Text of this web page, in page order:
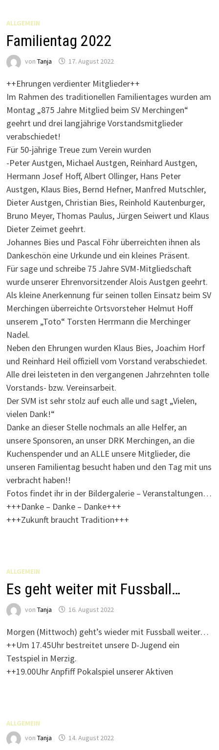
ALLGEMEIN
Familientag 2022
von Tanja 17. August 2022
++Ehrungen verdienter Mitglieder++
Im Rahmen des traditionellen Familientages wurden am
Montag „875 Jahre Mitglied beim SV Merchingen“
geehrt und drei langjährige Vorstandsmitglieder
verabschiedet!
Für 50-jährige Treue zum Verein wurden
-Peter Austgen, Michael Austgen, Reinhard Austgen,
Hermann Josef Hoff, Albert Ollinger, Hans Peter
Austgen, Klaus Bies, Bernd Hefner, Manfred Mutschler,
Dieter Austgen, Christian Bies, Reinhold Kautenburger,
Bruno Meyer, Thomas Paulus, Jürgen Seiwert und Klaus
Dieter Zeimet geehrt.
Johannes Bies und Pascal Föhr überreichten ihnen als
Dankeschön eine Urkunde und ein kleines Präsent.
Für sage und schreibe 75 Jahre SVM-Mitgliedschaft
wurde unserer Ehrenvorsitzender Alois Austgen geehrt.
Als kleine Anerkennung für seinen tollen Einsatz beim SV
Merchingen überreichte Ortsvorsteher Helmut Hoff
unserem „Toto“ Torsten Herrmann die Merchinger
Nadel.
Neben den Ehrungen wurden Klaus Bies, Joachim Horf
und Reinhard Heil offiziell vom Vorstand verabschiedet.
Alle drei leisteten in den vergangenen Jahrzehnten tolle
Vorstands- bzw. Vereinsarbeit.
Der SVM ist sehr stolz auf euch alle und sagt „Vielen,
vielen Dank!“
Danke an dieser Stelle nochmals an alle Helfer, an
unsere Sponsoren, an unser DRK Merchingen, an die
Kuchenspender und an ALLE unsere Mitglieder, die
unseren Familientag besucht haben und den Tag mit uns
verbracht haben!!
Fotos findet ihr in der Bildergalerie – Veranstaltungen…
+++Danke – Danke – Danke+++
+++Zukunft braucht Tradition+++
ALLGEMEIN
Es geht weiter mit Fussball…
von Tanja 16. August 2022
Morgen (Mittwoch) geht’s wieder mit Fussball weiter…
++Um 17.45Uhr bestreitet unsere D-Jugend ein
Testspiel in Merzig.
++19.00Uhr Anpfiff Pokalspiel unserer Aktiven
ALLGEMEIN
von Tanja 14. August 2022